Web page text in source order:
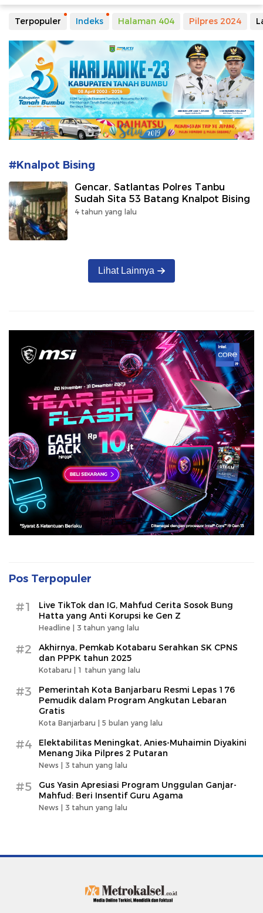
Terpopuler Indeks Halaman 404 Pilpres 2024
#Knalpot Bising
Gencar, Satlantas Polres Tanbu
Sudah Sita 53 Batang Knalpot Bising
4 tahun yang lalu
Lihat Lainnya
Pos Terpopuler
#1
Live TikTok dan IG, Mahfud Cerita Sosok Bung
Hatta yang Anti Korupsi ke Gen Z
Headline | 3 tahun yang lalu
#2
Akhirnya, Pemkab Kotabaru Serahkan SK CPNS
dan PPPK tahun 2025
Kotabaru | 1 tahun yang lalu
#3
Pemerintah Kota Banjarbaru Resmi Lepas 176
Pemudik dalam Program Angkutan Lebaran
Gratis
Kota Banjarbaru | 5 bulan yang lalu
#4
Elektabilitas Meningkat, Anies-Muhaimin Diyakini
Menang Jika Pilpres 2 Putaran
News | 3 tahun yang lalu
#5
Gus Yasin Apresiasi Program Unggulan Ganjar-
Mahfud: Beri Insentif Guru Agama
News | 3 tahun yang lalu